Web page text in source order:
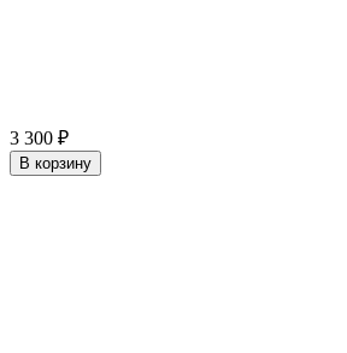
3 300 ₽
В корзину